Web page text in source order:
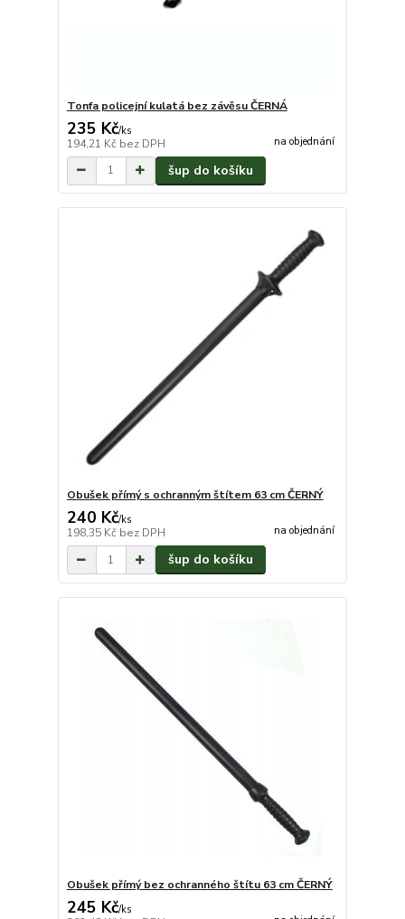
Tonfa policejní kulatá bez závěsu ČERNÁ
235 Kč/ks
194,21 Kč bez DPH na objednání
šup do košíku
Obušek přímý s ochranným štítem 63 cm ČERNÝ
240 Kč/ks
198,35 Kč bez DPH na objednání
šup do košíku
Obušek přímý bez ochranného štítu 63 cm ČERNÝ
245 Kč/ks